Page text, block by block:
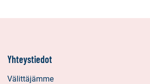
Yhteystiedot
Välittäjämme